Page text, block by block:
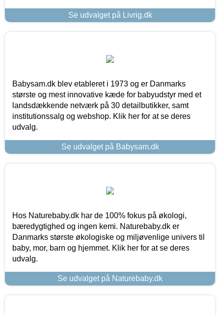
Se udvalget på Livrig.dk
Babysam.dk blev etableret i 1973 og er Danmarks
største og mest innovative kæde for babyudstyr med et
landsdækkende netværk på 30 detailbutikker, samt
institutionssalg og webshop. Klik her for at se deres
udvalg.
Se udvalget på Babysam.dk
Hos Naturebaby.dk har de 100% fokus på økologi,
bæredygtighed og ingen kemi. Naturebaby.dk er
Danmarks største økologiske og miljøvenlige univers til
baby, mor, barn og hjemmet. Klik her for at se deres
udvalg.
Se udvalget på Naturebaby.dk